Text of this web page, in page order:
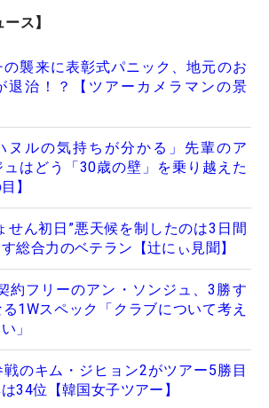
ス】
の襲来に表彰式パニック、地元のお
退治！？【ツアーカメラマンの景
ヌルの気持ちが分かる」先輩のア
ュはどう「30歳の壁」を乗り越えた
】
せん初日”悪天候を制したのは3日間
総合力のベテラン【辻にぃ見聞】
約フリーのアン・ソンジュ、3勝す
1Wスペック「クラブについて考え
」
のキム・ジヒョン2がツアー5勝目
34位【韓国女子ツアー】